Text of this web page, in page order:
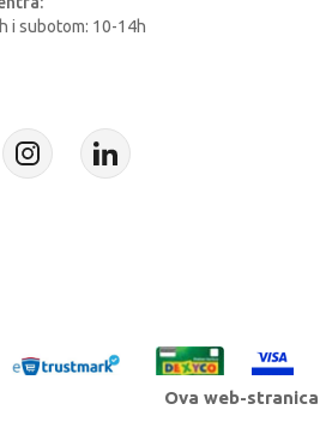
i subotom: 10-14h
Ova web-